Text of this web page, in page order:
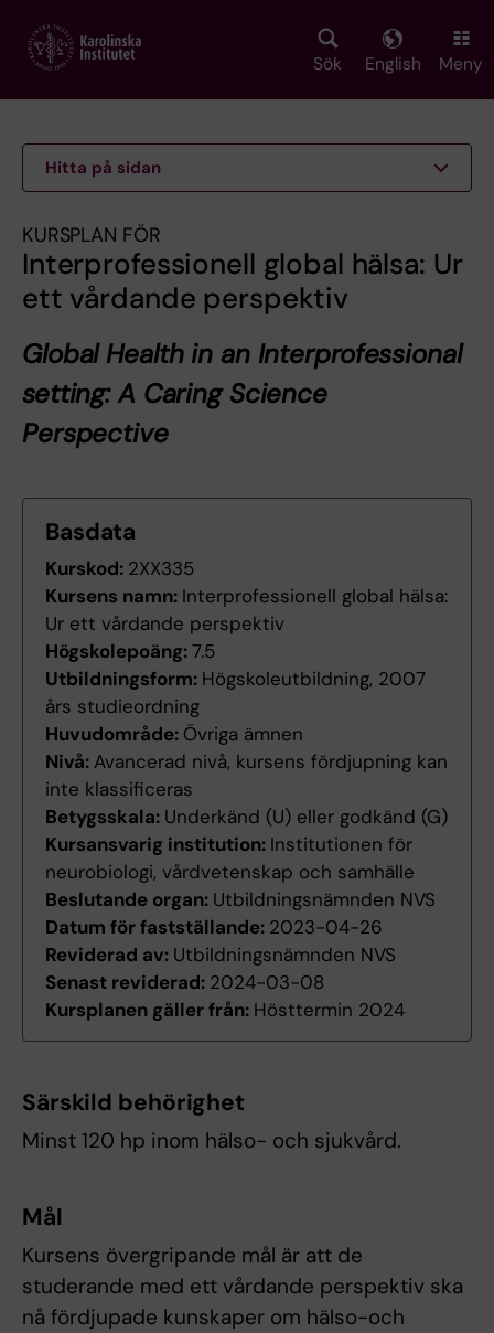
main
Sök English Meny
Hitta på sidan
KURSPLAN FÖR
Interprofessionell global hälsa: Ur
ett vårdande perspektiv
Global Health in an Interprofessional
setting: A Caring Science
Perspective
Basdata
Kurskod: 2XX335
Kursens namn: Interprofessionell global hälsa:
Ur ett vårdande perspektiv
Högskolepoäng:7.5
Utbildningsform: Högskoleutbildning, 2007
års studieordning
Huvudområde: Övriga ämnen
Nivå: Avancerad nivå, kursens fördjupning kan
inte klassificeras
Betygsskala: Underkänd (U) eller godkänd (G)
Kursansvarig institution: Institutionen för
neurobiologi, vårdvetenskap och samhälle
Beslutande organ: Utbildningsnämnden NVS
Datum för fastställande: 2023-04-26
Reviderad av: Utbildningsnämnden NVS
Senast reviderad: 2024-03-08
Kursplanen gäller från: Hösttermin 2024
Särskild behörighet
Minst 120 hp inom hälso- och sjukvård.
Mål
Kursens övergripande mål är att de
studerande med ett vårdande perspektiv ska
nå fördjupade kunskaper om hälso-och